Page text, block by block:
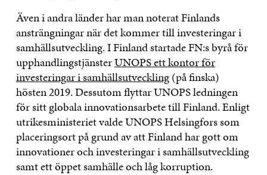
Även i andra länder har man noterat Finlands
ansträngningar när det kommer till investeringar i
samhällsutveckling. I Finland startade FN:s byrå för
upphandlingstjänsterUNOPS ett kontor för
investeringar i samhällsutveckling(på finska)
hösten 2019. Dessutom flyttar UNOPS ledningen
för sitt globala innovationsarbete till Finland. Enligt
utrikesministeriet valde UNOPS Helsingfors som
placeringsort på grund av att Finland har gott om
innovationer och investeringar i samhällsutveckling
samt ett öppet samhälle och låg korruption.